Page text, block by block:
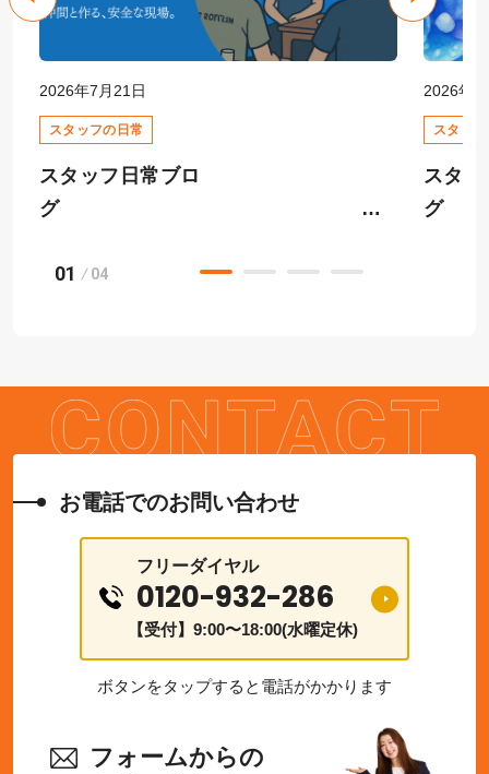
2026年7月21日
スタッフの日常
スタッフ日常ブロ
グ
2026年6
スタッ
スタ
01 04
お電話でのお問い合わせ
フリーダイヤル
0120-932-286
【受付】9:00〜18:00(水曜定休)
ボタンをタップすると電話がかかります
フォームからの